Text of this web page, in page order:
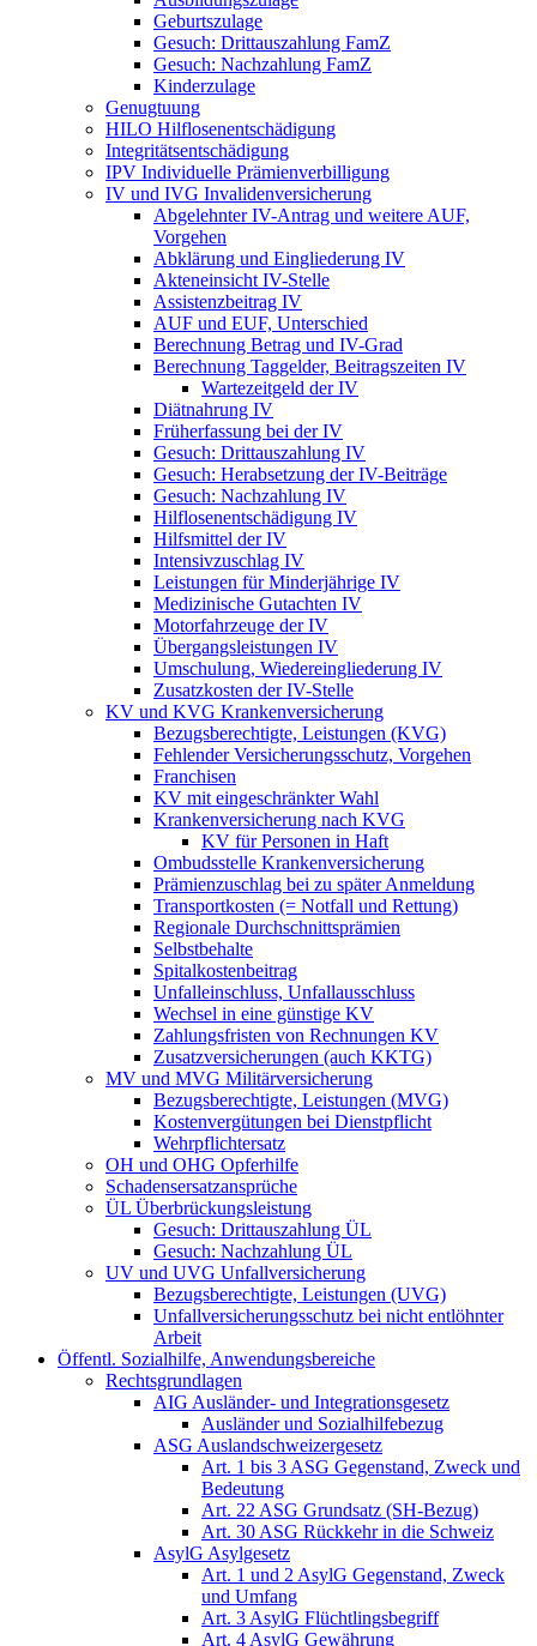
Geburtszulage
Gesuch: Drittauszahlung FamZ
Gesuch: Nachzahlung FamZ
Kinderzulage
Genugtuung
HILO Hilflosenentschädigung
Integritätsentschädigung
IPV Individuelle Prämienverbilligung
IV und IVG Invalidenversicherung
Abgelehnter IV-Antrag und weitere AUF,
Vorgehen
Abklärung und Eingliederung IV
Akteneinsicht IV-Stelle
Assistenzbeitrag IV
AUF und EUF, Unterschied
Berechnung Betrag und IV-Grad
Berechnung Taggelder, Beitragszeiten IV
Wartezeitgeld der IV
Diätnahrung IV
Früherfassung bei der IV
Gesuch: Drittauszahlung IV
Gesuch: Herabsetzung der IV-Beiträge
Gesuch: Nachzahlung IV
Hilflosenentschädigung IV
Hilfsmittel der IV
Intensivzuschlag IV
Leistungen für Minderjährige IV
Medizinische Gutachten IV
Motorfahrzeuge der IV
Übergangsleistungen IV
Umschulung, Wiedereingliederung IV
Zusatzkosten der IV-Stelle
KV und KVG Krankenversicherung
Bezugsberechtigte, Leistungen (KVG)
Fehlender Versicherungsschutz, Vorgehen
Franchisen
KV mit eingeschränkter Wahl
Krankenversicherung nach KVG
KV für Personen in Haft
Ombudsstelle Krankenversicherung
Prämienzuschlag bei zu später Anmeldung
Transportkosten (= Notfall und Rettung)
Regionale Durchschnittsprämien
Selbstbehalte
Spitalkostenbeitrag
Unfalleinschluss, Unfallausschluss
Wechsel in eine günstige KV
Zahlungsfristen von Rechnungen KV
Zusatzversicherungen (auch KKTG)
MV und MVG Militärversicherung
Bezugsberechtigte, Leistungen (MVG)
Kostenvergütungen bei Dienstpflicht
Wehrpflichtersatz
OH und OHG Opferhilfe
Schadensersatzansprüche
ÜL Überbrückungsleistung
Gesuch: Drittauszahlung ÜL
Gesuch: Nachzahlung ÜL
UV und UVG Unfallversicherung
Bezugsberechtigte, Leistungen (UVG)
Unfallversicherungsschutz bei nicht entlöhnter
Arbeit
Öffentl. Sozialhilfe, Anwendungsbereiche
Rechtsgrundlagen
AIG Ausländer- und Integrationsgesetz
Ausländer und Sozialhilfebezug
ASG Auslandschweizergesetz
Art. 1 bis 3 ASG Gegenstand, Zweck und
Bedeutung
Art. 22 ASG Grundsatz (SH-Bezug)
Art. 30 ASG Rückkehr in die Schweiz
AsylG Asylgesetz
Art. 1 und 2 AsylG Gegenstand, Zweck
und Umfang
Art. 3 AsylG Flüchtlingsbegriff
Art. 4 AsylG Gewährung